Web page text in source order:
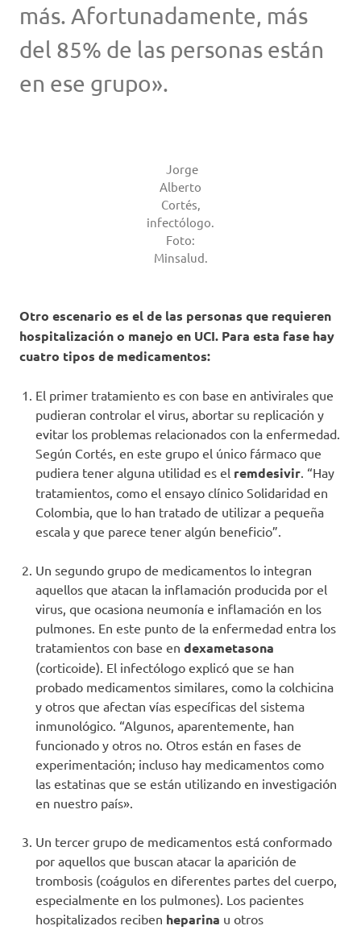
más. Afortunadamente, más
del 85% de las personas están
en ese grupo».
Jorge
Alberto
Cortés,
infectólogo.
Foto:
Minsalud.
Otro escenario es el de las personas que requieren
hospitalización o manejo en UCI. Para esta fase hay
cuatro tipos de medicamentos:
El primer tratamiento es con base en antivirales que
pudieran controlar el virus, abortar su replicación y
evitar los problemas relacionados con la enfermedad.
Según Cortés, en este grupo el único fármaco que
pudiera tener alguna utilidad es el remdesivir. “Hay
tratamientos, como el ensayo clínico Solidaridad en
Colombia, que lo han tratado de utilizar a pequeña
escala y que parece tener algún beneficio”.
Un segundo grupo de medicamentos lo integran
aquellos que atacan la inflamación producida por el
virus, que ocasiona neumonía e inflamación en los
pulmones. En este punto de la enfermedad entra los
tratamientos con base en dexametasona
(corticoide). El infectólogo explicó que se han
probado medicamentos similares, como la colchicina
y otros que afectan vías específicas del sistema
inmunológico. “Algunos, aparentemente, han
funcionado y otros no. Otros están en fases de
experimentación; incluso hay medicamentos como
las estatinas que se están utilizando en investigación
en nuestro país».
Un tercer grupo de medicamentos está conformado
por aquellos que buscan atacar la aparición de
trombosis (coágulos en diferentes partes del cuerpo,
especialmente en los pulmones). Los pacientes
hospitalizados reciben heparina u otros